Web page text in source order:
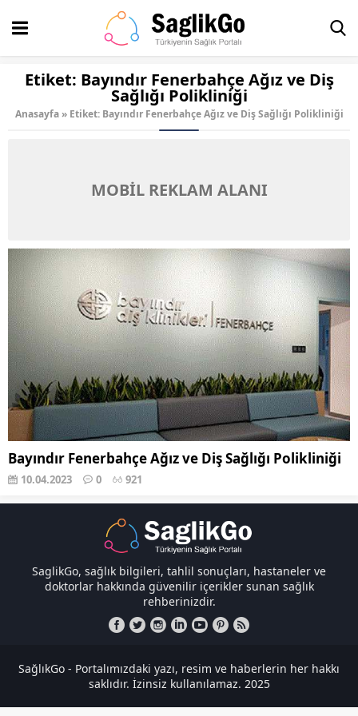
Etiket: Bayındır Fenerbahçe Ağız ve Diş
Sağlığı Polikliniği
Anasayfa » Etiket: Bayındır Fenerbahçe Ağız ve Diş Sağlığı Polikliniği
MOBİL REKLAM ALANI
Bayındır Fenerbahçe Ağız ve Diş Sağlığı Polikliniği
10.04.2023 0 921
SaglikGo, sağlık bilgileri, tahlil sonuçları, hastaneler ve
doktorlar hakkında güvenilir içerikler sunan sağlık
rehberinizdir.
SağlıkGo - Portalımızdaki yazı, resim ve haberlerin her hakkı
saklıdır. İzinsiz kullanılamaz. 2025